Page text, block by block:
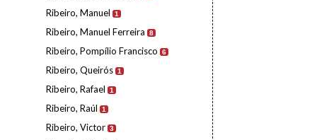
Ribeiro, Manuel 1
Ribeiro, Manuel Ferreira 8
Ribeiro, Pompílio Francisco 6
Ribeiro, Queirós 1
Ribeiro, Rafael 1
Ribeiro, Raúl 1
Ribeiro, Victor 3